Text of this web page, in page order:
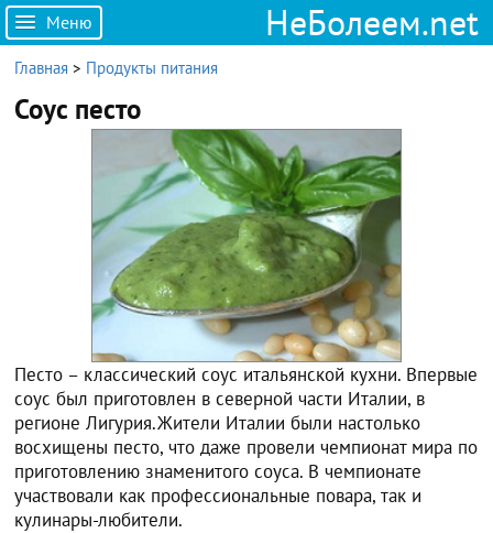
Меню НеБолеем.net
Главная > Продукты питания
Соус песто
Песто – классический соус итальянской кухни. Впервые
соус был приготовлен в северной части Италии, в
регионе Лигурия.Жители Италии были настолько
восхищены песто, что даже провели чемпионат мира по
приготовлению знаменитого соуса. В чемпионате
участвовали как профессиональные повара, так и
кулинары-любители.